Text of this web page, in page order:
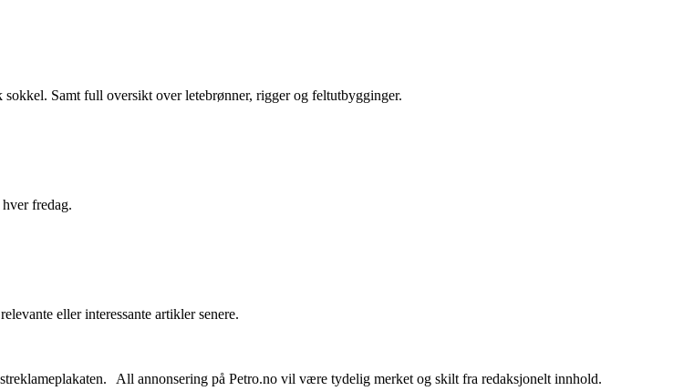
Samt full oversikt over letebrønner, rigger og feltutbygginger.
fredag.
eller interessante artikler senere.
All annonsering på Petro.no vil være tydelig merket og skilt fra redaksjonelt innhold.